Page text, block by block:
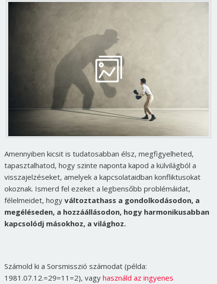
Amennyiben kicsit is tudatosabban élsz, megfigyelheted,
tapasztalhatod, hogy szinte naponta kapod a külvilágból a
visszajelzéseket, amelyek a kapcsolataidban konfliktusokat
okoznak. Ismerd fel ezeket a legbensőbb problémáidat,
félelmeidet, hogy változtathass a gondolkodásodon, a
megéléseden, a hozzáállásodon, hogy harmonikusabban
kapcsolódj másokhoz, a világhoz.
Számold ki a Sorsmisszió számodat (példa:
1981.07.12.=29=11=2), vagy használd az ingyenes